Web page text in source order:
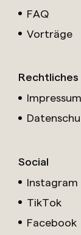
FAQ
Vorträge
Rechtliches
Impressum
Social
Instagram
TikTok
Facebook